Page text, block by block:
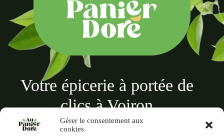
Gérer le consentement aux
cookies
Votre épicerie à portée de
clics à Voiron